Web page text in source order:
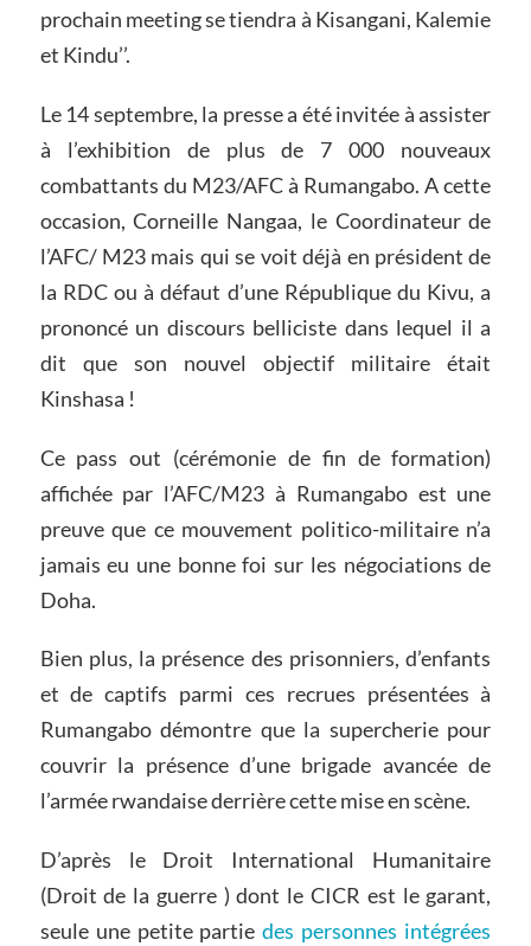
prochain meeting se tiendra à Kisangani, Kalemie
et Kindu’’.
Le 14 septembre, la presse a été invitée à assister
à l’exhibition de plus de 7 000 nouveaux
combattants du M23/AFC à Rumangabo. A cette
occasion, Corneille Nangaa, le Coordinateur de
l’AFC/ M23 mais qui se voit déjà en président de
la RDC ou à défaut d’une République du Kivu, a
prononcé un discours belliciste dans lequel il a
dit que son nouvel objectif militaire était
Kinshasa !
Ce pass out (cérémonie de fin de formation)
affichée par l’AFC/M23 à Rumangabo est une
preuve que ce mouvement politico-militaire n’a
jamais eu une bonne foi sur les négociations de
Doha.
Bien plus, la présence des prisonniers, d’enfants
et de captifs parmi ces recrues présentées à
Rumangabo démontre que la supercherie pour
couvrir la présence d’une brigade avancée de
l’armée rwandaise derrière cette mise en scène.
D’après le Droit International Humanitaire
(Droit de la guerre ) dont le CICR est le garant,
seule une petite partiedes personnes intégrées